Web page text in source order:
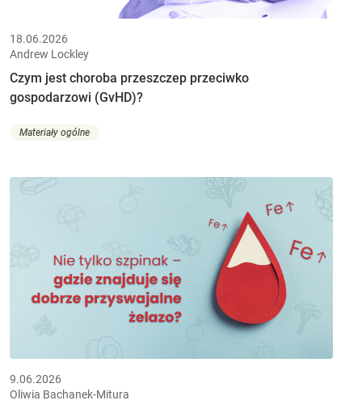
18.06.2026
Andrew Lockley
Czym jest choroba przeszczep przeciwko
gospodarzowi (GvHD)?
Materiały ogólne
9.06.2026
Oliwia Bachanek-Mitura